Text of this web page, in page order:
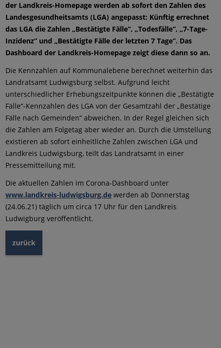
der Landkreis-Homepage werden ab sofort den Zahlen des
Landesgesundheitsamts (LGA) angepasst: Künftig errechnet
das LGA die Zahlen „Bestätigte Fälle“, „Todesfälle“, „7-Tage-
Inzidenz“ und „Bestätigte Fälle der letzten 7 Tage“. Das
Dashboard der Landkreis-Homepage zeigt diese dann so an.
Die Kennzahlen auf Kommunalebene berechnet weiterhin das
Landratsamt Ludwigsburg selbst. Aufgrund leicht
unterschiedlicher Erhebungszeitpunkte können die „Bestätigte
Fälle“-Kennzahlen des LGA von der Gesamtzahl der „Bestätige
Fälle nach Gemeinden“ abweichen. In der Regel gleichen sich
die Zahlen am Folgetag aber wieder an. Durch die Umstellung
existieren ab sofort einheitliche Zahlen zwischen LGA und
Landkreis Ludwigsburg, teilt das Landratsamt in einer
Pressemitteilung mit.
Die aktuellen Zahlen im Corona-Dashboard unter
www.landkreis-ludwigsburg.de werden ab Donnerstag
(24.06.21) täglich um circa 17 Uhr für den Landkreis
Ludwigburg veröffentlicht.
zurück